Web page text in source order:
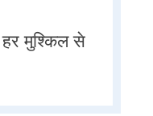
मुश्किल से